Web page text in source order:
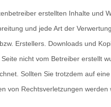
erstellten Inhalte und
und jede Art der
Erstellers. Downloads und
nicht vom Betreiber erstellt
Sollten Sie trotzdem auf
von Rechtsverletzungen